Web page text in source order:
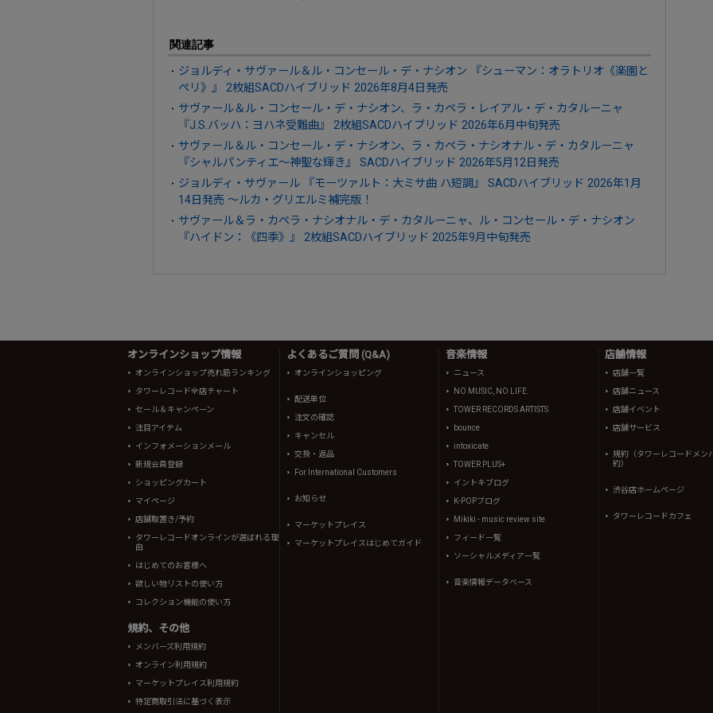
関連記事
ジョルディ・サヴァール＆ル・コンセール・デ・ナシオン 『シューマン：オラトリオ《楽園と
ペリ》』 2枚組SACDハイブリッド 2026年8月4日発売
サヴァール＆ル・コンセール・デ・ナシオン、ラ・カペラ・レイアル・デ・カタルーニャ
『J.S.バッハ：ヨハネ受難曲』 2枚組SACDハイブリッド 2026年6月中旬発売
サヴァール＆ル・コンセール・デ・ナシオン、ラ・カペラ・ナシオナル・デ・カタルーニャ
『シャルパンティエ～神聖な輝き』 SACDハイブリッド 2026年5月12日発売
ジョルディ・サヴァール 『モーツァルト：大ミサ曲 ハ短調』 SACDハイブリッド 2026年1月
14日発売 ～ルカ・グリエルミ補完版！
サヴァール＆ラ・カペラ・ナシオナル・デ・カタルーニャ、ル・コンセール・デ・ナシオン
『ハイドン：《四季》』 2枚組SACDハイブリッド 2025年9月中旬発売
オンラインショップ情報
オンラインショップ売れ筋ランキング
タワーレコード全店チャート
セール＆キャンペーン
注目アイテム
インフォメーションメール
新規会員登録
ショッピングカート
マイページ
店舗取置き/予約
タワーレコードオンラインが選ばれる理
由
はじめてのお客様へ
欲しい物リストの使い方
コレクション機能の使い方
規約、その他
メンバーズ利用規約
オンライン利用規約
マーケットプレイス利用規約
特定商取引法に基づく表示
よくあるご質問 (Q&A)
オンラインショッピング
配送単位
注文の確認
キャンセル
交換・返品
For International Customers
お知らせ
マーケットプレイス
マーケットプレイスはじめてガイド
音楽情報
ニュース
NO MUSIC, NO LIFE.
TOWER RECORDS ARTISTS
bounce
intoxicate
TOWER PLUS+
イントキブログ
K-POPブログ
Mikiki - music review site
フィード一覧
ソーシャルメディア一覧
音楽情報データベース
店舗情報
店舗一覧
店舗ニュース
店舗イベント
店舗サービス
規約（タワーレコードメン
約）
渋谷店ホームページ
タワーレコードカフェ